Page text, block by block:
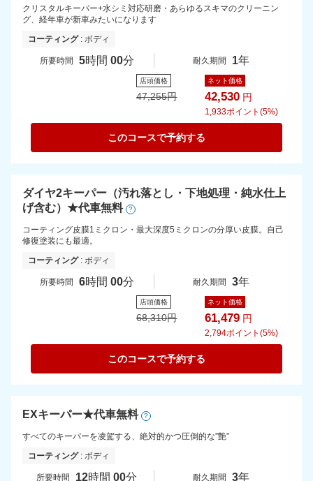
クリスタルキーパー+水シミ対応研磨・あらゆるスキマのクリーニン
グ、経年車が新車みたいになります
コーティング: ボディ
所要時間 5時間 00分 耐久期間 1年
店頭価格
47,255円
ネット価格
42,530 円
1,933ポイント(5%)
このコースで予約する
ダイヤ2キーパー（汚れ落とし・下地処理・純水仕上
げ含む）★代車無料
?
コーティング皮膜1ミクロン・最大深度5ミクロンの分厚い皮膜。自己
修復塗装にも最適。
コーティング: ボディ
所要時間 6時間 00分 耐久期間 3年
店頭価格
68,310円
ネット価格
61,479 円
2,794ポイント(5%)
このコースで予約する
EXキーパー★代車無料 ?
すべてのキーパーを凌駕する、絶対的かつ圧倒的な”艶”
コーティング: ボディ
所要時間 12時間 00分 耐久期間 3年